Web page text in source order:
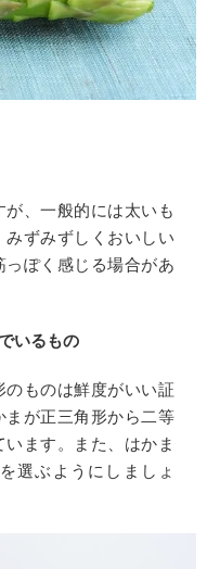
、一般的には太いも
ずみずしくおいしい
ぽく感じる場合があ
いるもの
ものは鮮度がいい証
が正三角形から二等
ます。また、はかま
選ぶようにしましょ